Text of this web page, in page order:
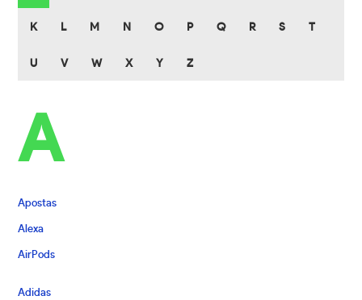
K L M N O P Q R S T
U V W X Y Z
A
Apostas
Alexa
AirPods
Adidas